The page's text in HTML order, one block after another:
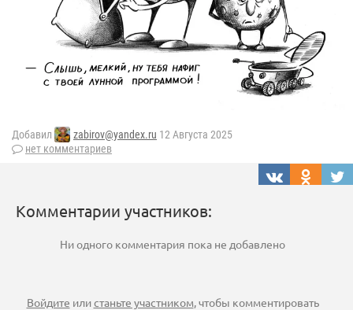
Добавил zabirov@yandex.ru 12 Августа 2025
нет комментариев
Комментарии участников:
Ни одного комментария пока не добавлено
Войдите илистаньте участником, чтобы комментировать